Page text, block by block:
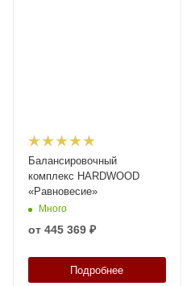
Балансировочный
комплекс HARDWOOD
«Равновесие»
Много
от 445 369 ₽
Подробнее